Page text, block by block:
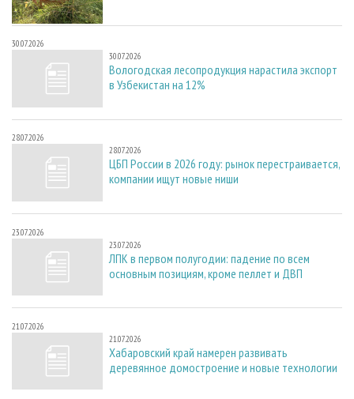
30.07.2026
30.07.2026
Вологодская лесопродукция нарастила экспорт
в Узбекистан на 12%
28.07.2026
28.07.2026
ЦБП России в 2026 году: рынок перестраивается,
компании ищут новые ниши
23.07.2026
23.07.2026
ЛПК в первом полугодии: падение по всем
основным позициям, кроме пеллет и ДВП
21.07.2026
21.07.2026
Хабаровский край намерен развивать
деревянное домостроение и новые технологии